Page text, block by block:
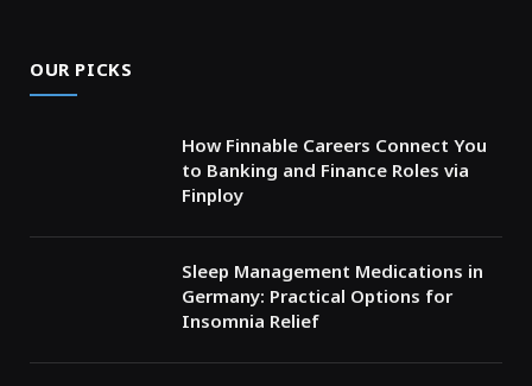
OUR PICKS
How Finnable Careers Connect You
to Banking and Finance Roles via
Finploy
Sleep Management Medications in
Germany: Practical Options for
Insomnia Relief